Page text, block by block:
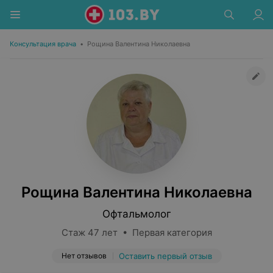
Консультация врача • Рощина Валентина Николаевна
Рощина Валентина Николаевна
Офтальмолог
Стаж 47 лет • Первая категория
Нет отзывов Оставить первый отзыв